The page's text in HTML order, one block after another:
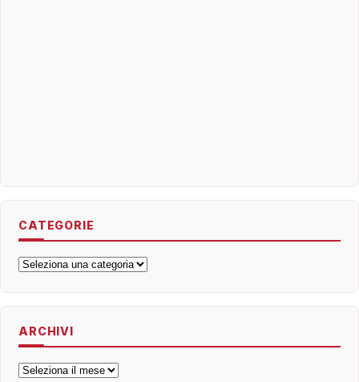
CATEGORIE
Categorie
ARCHIVI
Archivi